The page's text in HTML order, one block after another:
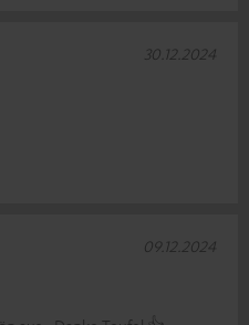
30.12.2024
09.12.2024